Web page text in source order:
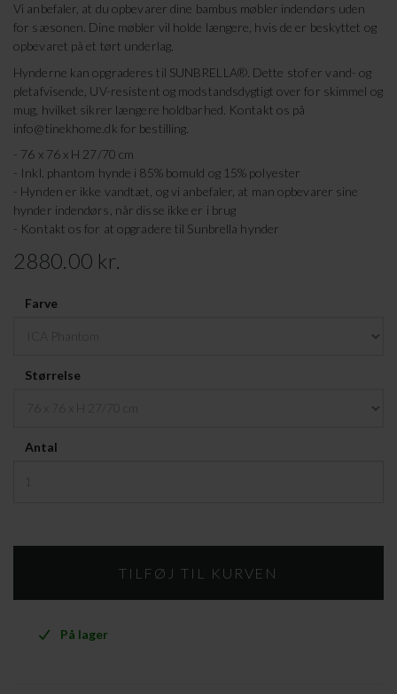
Vi anbefaler, at du opbevarer dine bambus møbler indendørs uden
for sæsonen. Dine møbler vil holde længere, hvis de er beskyttet og
opbevaret på et tørt underlag.
Hynderne kan opgraderes til SUNBRELLA®. Dette stof er vand- og
pletafvisende, UV-resistent og modstandsdygtigt over for skimmel og
mug, hvilket sikrer længere holdbarhed. Kontakt os på
info@tinekhome.dk for bestilling.
- 76 x 76 x H 27/70 cm
- Inkl. phantom hynde i 85% bomuld og 15% polyester
- Hynden er ikke vandtæt, og vi anbefaler, at man opbevarer sine
hynder indendørs, når disse ikke er i brug
- Kontakt os for at opgradere til Sunbrella hynder
2880.00 kr.
Farve
Størrelse
Antal
På lager